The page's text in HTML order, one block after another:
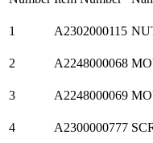
1
A2302000115
2 A2248000068
3 A2248000069
4 A2300000777